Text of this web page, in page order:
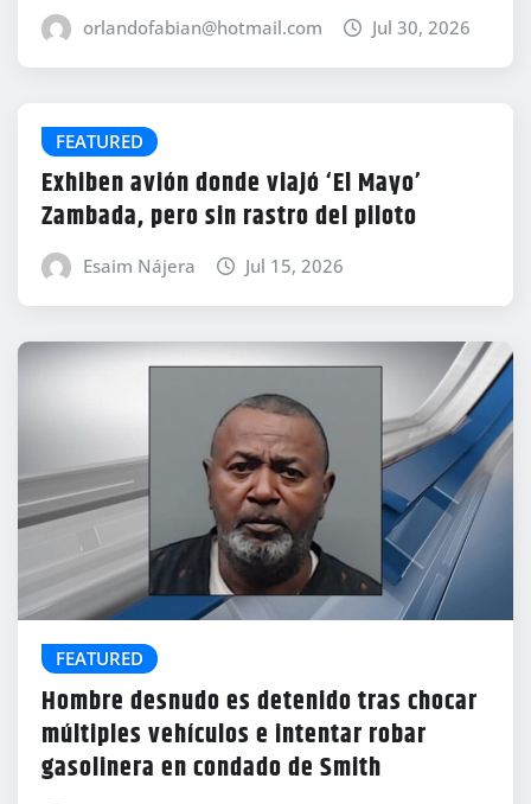
orlandofabian@hotmail.com Jul 30, 2026
FEATURED
Exhiben avión donde viajó ‘El Mayo’
Zambada, pero sin rastro del piloto
Esaim Nájera Jul 15, 2026
FEATURED
Hombre desnudo es detenido tras chocar
múltiples vehículos e intentar robar
gasolinera en condado de Smith